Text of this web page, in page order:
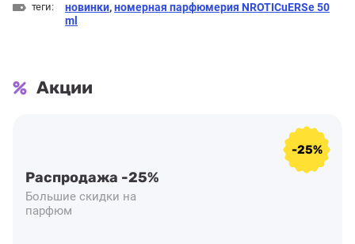
теги: новинки,номерная парфюмерия NROTICuERSe 50
ml
Акции
Распродажа -25%
Большие скидки на
парфюм
-25%